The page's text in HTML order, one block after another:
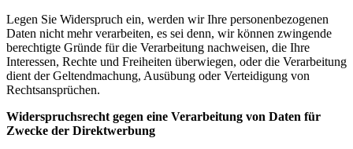
Legen Sie Widerspruch ein, werden wir Ihre personenbezogenen
Daten nicht mehr verarbeiten, es sei denn, wir können zwingende
berechtigte Gründe für die Verarbeitung nachweisen, die Ihre
Interessen, Rechte und Freiheiten überwiegen, oder die Verarbeitung
dient der Geltendmachung, Ausübung oder Verteidigung von
Rechtsansprüchen.
Widerspruchsrecht gegen eine Verarbeitung von Daten für
Zwecke der Direktwerbung